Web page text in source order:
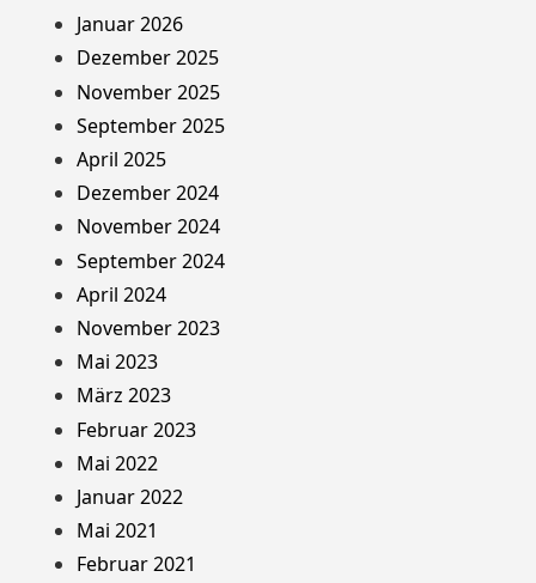
Januar 2026
Dezember 2025
November 2025
September 2025
April 2025
Dezember 2024
November 2024
September 2024
April 2024
November 2023
Mai 2023
März 2023
Februar 2023
Mai 2022
Januar 2022
Mai 2021
Februar 2021